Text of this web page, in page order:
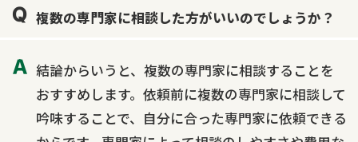
複数の専門家に相談した方がいいのでしょうか？
結論からいうと、複数の専門家に相談することを
おすすめします。依頼前に複数の専門家に相談して
吟味することで、自分に合った専門家に依頼できる